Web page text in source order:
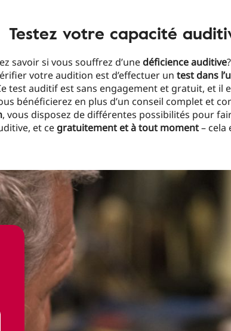
Testez votre capacité
savoir si vous souffrez d’unedéficience auditive
votre audition est d’effectuer un test dans
test auditif est sans engagement et gratuit, et il
bénéficierez en plus d’un conseil complet et
, vous disposez de différentes possibilités pour
et cegratuitement et à tout moment– cela